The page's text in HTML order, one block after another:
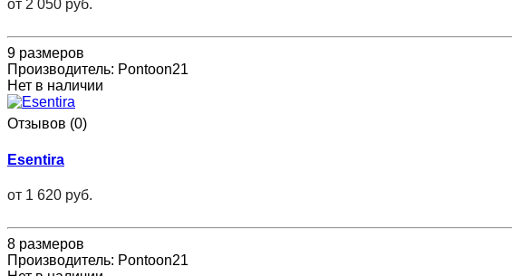
от 2 050 руб.
9 размеров
Производитель: Pontoon21
Нет в наличии
Отзывов (0)
Esentira
от 1 620 руб.
8 размеров
Производитель: Pontoon21